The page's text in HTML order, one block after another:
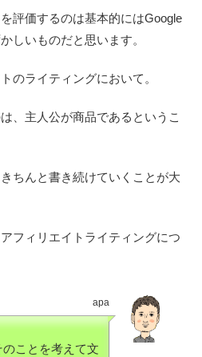
評価するのは基本的にはGoogle
しいものだと思います。
のライティングにおいて。
、主人公が商品であるというこ
ちんと書き続けていくことが大
フィリエイトライティングにつ
apa
ことを考えて文